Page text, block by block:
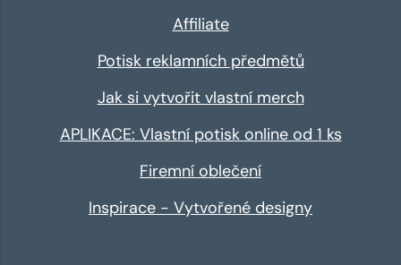
Affiliate
Potisk reklamních předmětů
Jak si vytvořit vlastní merch
APLIKACE: Vlastní potisk online od 1 ks
Firemní oblečení
Inspirace - Vytvořené designy